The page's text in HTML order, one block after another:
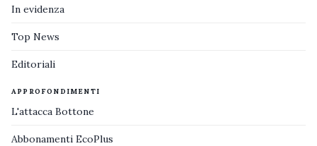
In evidenza
Top News
Editoriali
APPROFONDIMENTI
L'attacca Bottone
Abbonamenti EcoPlus